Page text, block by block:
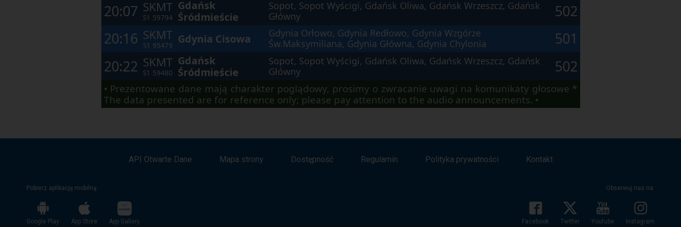
20:07 SKMT
S1 59794
Gdańsk
Śródmieście
Sopot, Sopot Wyścigi, Gdańsk Oliwa, Gdańsk Wrzeszcz, Gdańsk
Główny
502
20:16 SKMT
S1 95479 Gdynia Cisowa
Gdynia Orłowo, Gdynia Redłowo, Gdynia Wzgórze
Św.Maksymiliana, Gdynia Główna, Gdynia Chylonia
501
20:22 SKMT
S1 59480
Gdańsk
Śródmieście
Sopot, Sopot Wyścigi, Gdańsk Oliwa, Gdańsk Wrzeszcz, Gdańsk
Główny
502
• Prezentowane dane mają charakter poglądowy, prosimy o zwracanie uwagi na komunikaty głosowe *
The data presented are for reference only; please pay attention to the audio announcements. •
API Otwarte Dane Mapa strony Dostępność Regulamin Polityka prywatności Kontakt
Pobierz aplikację mobilną:
Google Play App Store App Gallery
Obserwuj nas na:
Facebook Twitter Youtube Instagram